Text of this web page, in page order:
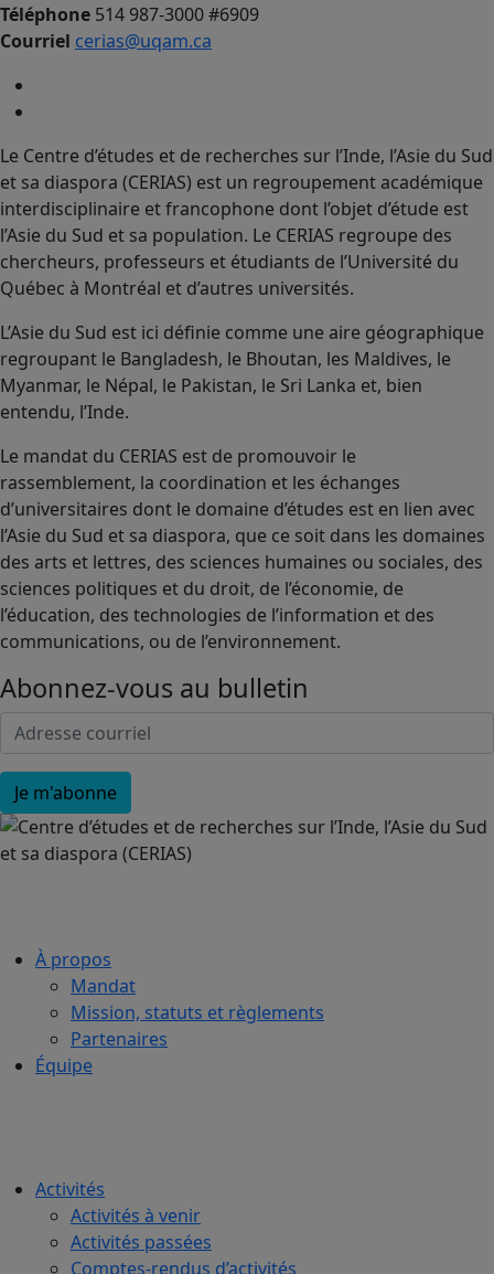
Téléphone 514 987-3000 #6909
Courriel cerias@uqam.ca
Le Centre d’études et de recherches sur l’Inde, l’Asie du Sud
et sa diaspora (CERIAS) est un regroupement académique
interdisciplinaire et francophone dont l’objet d’étude est
l’Asie du Sud et sa population. Le CERIAS regroupe des
chercheurs, professeurs et étudiants de l’Université du
Québec à Montréal et d’autres universités.
L’Asie du Sud est ici définie comme une aire géographique
regroupant le Bangladesh, le Bhoutan, les Maldives, le
Myanmar, le Népal, le Pakistan, le Sri Lanka et, bien
entendu, l’Inde.
Le mandat du CERIAS est de promouvoir le
rassemblement, la coordination et les échanges
d’universitaires dont le domaine d’études est en lien avec
l’Asie du Sud et sa diaspora, que ce soit dans les domaines
des arts et lettres, des sciences humaines ou sociales, des
sciences politiques et du droit, de l’économie, de
l’éducation, des technologies de l’information et des
communications, ou de l’environnement.
Abonnez-vous au bulletin
À propos
Mandat
Mission, statuts et règlements
Partenaires
Équipe
Activités
Activités à venir
Activités passées
Comptes-rendus d’activités